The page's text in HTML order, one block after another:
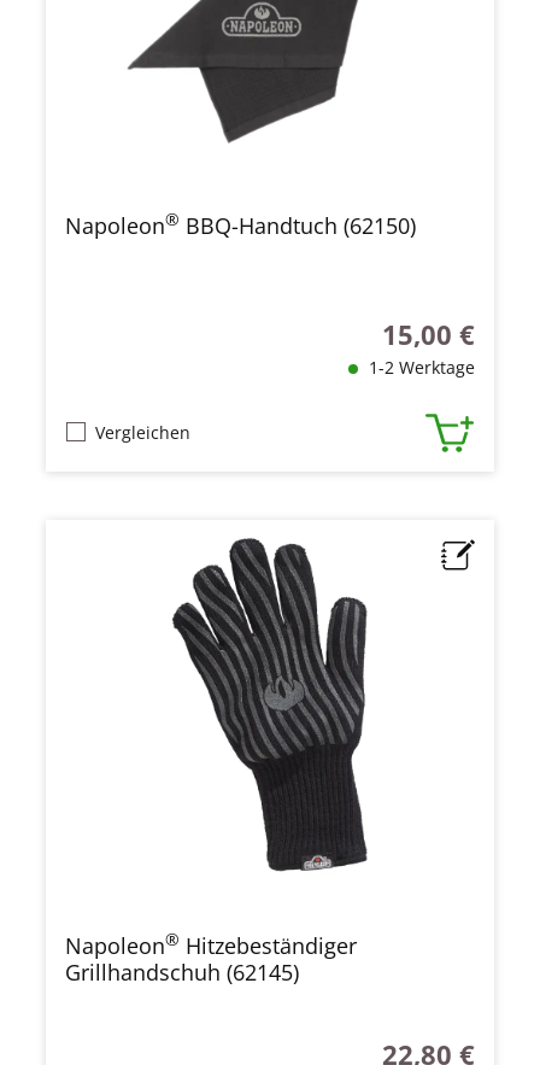
Napoleon® BBQ-Handtuch (62150)
Regulärer Preis:
15,00 €
1-2 Werktage
Vergleichen
Napoleon® Hitzebeständiger
Grillhandschuh (62145)
Regulärer Preis:
22,80 €